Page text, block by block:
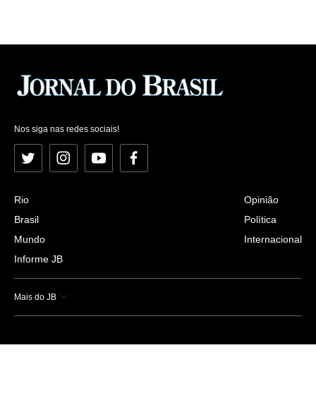
Nos siga nas redes sociais!
Twitter InstagramYouTubeFacebook
Rio
Brasil
Mundo
Informe JB
Opinião
Política
Internacional
Mais do JB
Esportes